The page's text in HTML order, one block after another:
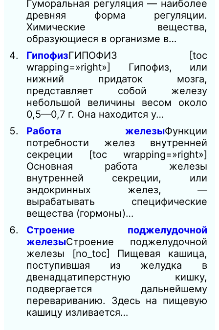
Гуморальная регуляция — наиболее
древняя форма регуляции.
Химические вещества,
образующиеся в организме в…
ГипофизГИПОФИЗ [toc
wrapping=»right»] Гипофиз, или
нижний придаток мозга,
представляет собой железу
небольшой величины весом около
0,5—0,7 г. Она находится у…
Работа железыФункции
потребности желез внутренней
секреции [toc wrapping=»right»]
Основная работа железы
внутренней секреции, или
эндокринных желез, —
вырабатывать специфические
вещества (гормоны)…
Строение поджелудочной
железыСтроение поджелудочной
железы [no_toc] Пищевая кашица,
поступившая из желудка в
двенадцатиперстную кишку,
подвергается дальнейшему
перевариванию. Здесь на пищевую
кашицу изливается…